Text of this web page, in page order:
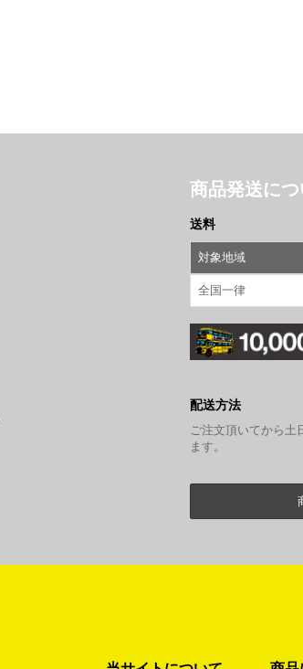
商品発送につ
送料
対象地域
全国一律
配送方法
ご注文頂いてから土
ます。